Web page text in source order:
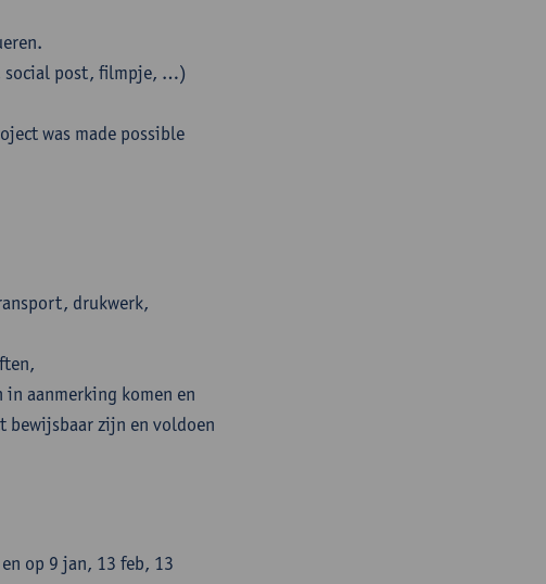
social post, filmpje, …)
was made possible
drukwerk,
aanmerking komen en
bewijsbaar zijn en voldoen
op 9 jan, 13 feb, 13